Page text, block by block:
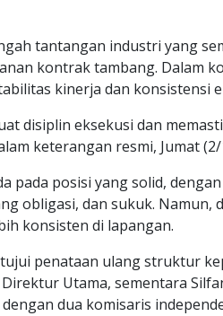
tantangan industri yang
kontrak tambang. Dalam
kinerja dan konsistensi
disiplin eksekusi dan
keterangan resmi, Jumat (2/
pada posisi yang solid,
obligasi, dan sukuk.
konsisten di lapangan.
penataan ulang struktur
Utama, sementara
dua komisaris